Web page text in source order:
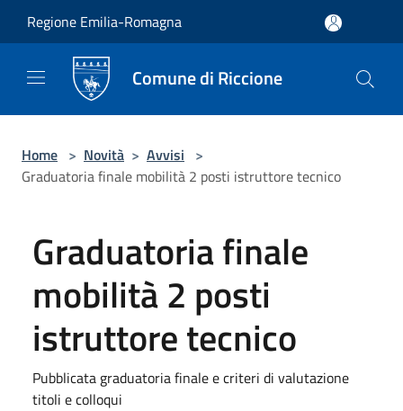
Regione Emilia-Romagna
Comune di Riccione
Home > Novità > Avvisi >
Graduatoria finale mobilità 2 posti istruttore tecnico
Graduatoria finale
mobilità 2 posti
istruttore tecnico
Pubblicata graduatoria finale e criteri di valutazione
titoli e colloqui